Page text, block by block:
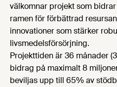
välkomnar projekt som
ramen för förbättrad
innovationer som stärker
livsmedelsförsörjning.
Projekttiden är 36 månader
bidrag på maximalt 8
beviljas upp till 65% av